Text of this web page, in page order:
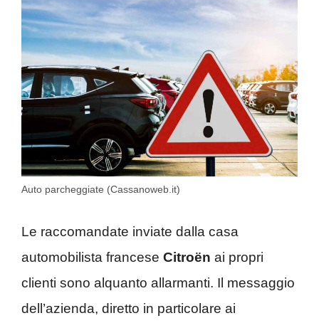
Auto parcheggiate (Cassanoweb.it)
Le raccomandate inviate dalla casa
automobilista francese Citroën ai propri
clienti sono alquanto allarmanti. Il messaggio
dell’azienda, diretto in particolare ai